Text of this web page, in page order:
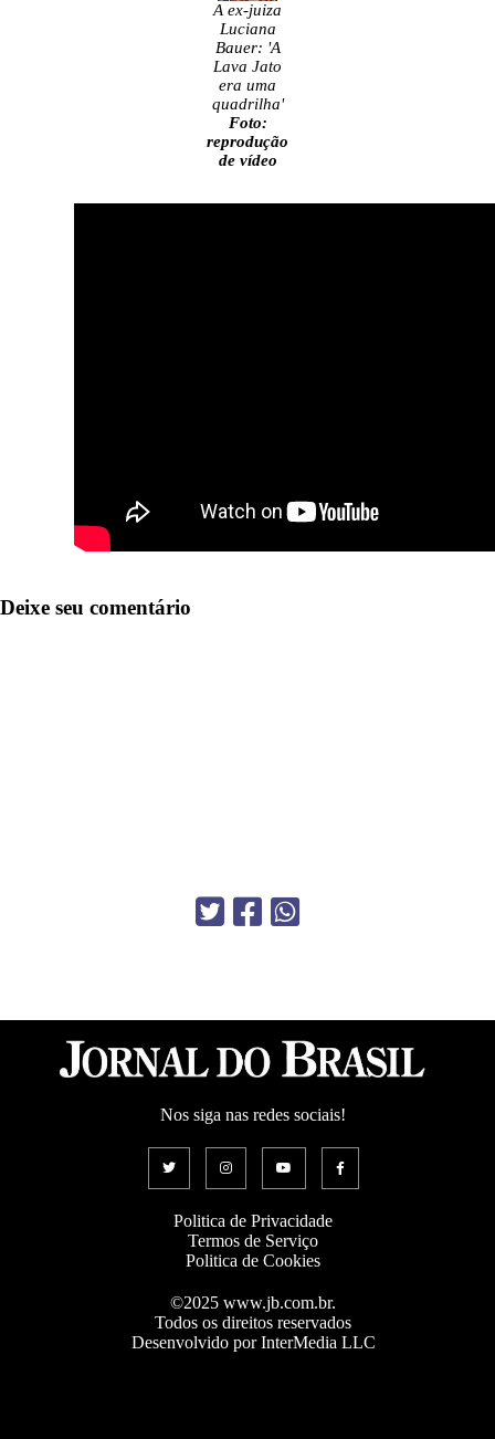
A ex-juiza
Luciana
Bauer: 'A
Lava Jato
era uma
quadrilha'
Foto:
reprodução
de vídeo
Deixe seu comentário
Nos siga nas redes sociais!
Politica de Privacidade
Termos de Serviço
Politica de Cookies
©2025 www.jb.com.br.
Todos os direitos reservados
Desenvolvido por InterMedia LLC